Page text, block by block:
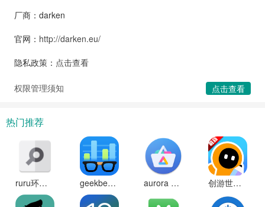
厂商：darken
官网： http://darken.eu/
隐私政策： 点击查看
权限管理须知 点击查看
热门推荐
ruru环境检测工具安卓版 geekbench6天梯图软件下载 aurora store中文版下载 创游世界(创游编辑器)下载安装手机正版